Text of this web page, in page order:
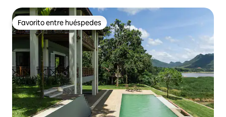
Favorito entre huéspedes
Favorito entre huéspedes